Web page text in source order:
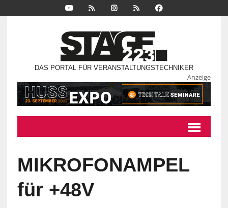
DAS PORTAL FÜR VERANSTALTUNGSTECHNIKER
Anzeige
MIKROFONAMPEL
für +48V